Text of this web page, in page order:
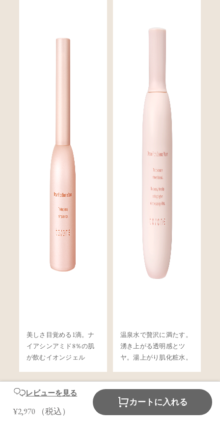
レビューを見る
¥2,970 （税込）
カートに入れる
美しさ目覚める1滴。ナ
イアシンアミド8％の肌
が飲むイオンジェル
温泉水で贅沢に満たす。
湧き上がる透明感とツ
ヤ。湯上がり肌化粧水。